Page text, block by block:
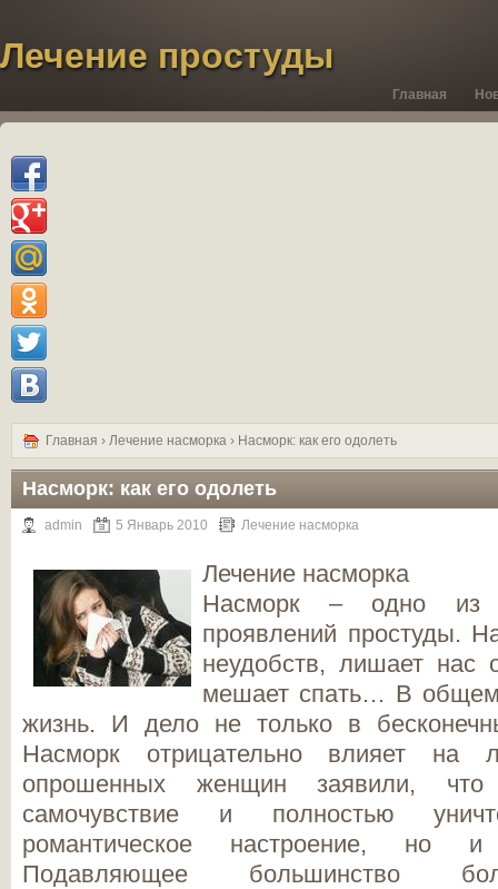
Лечение простуды
Главная
Главная › Лечение насморка › Насморк: как его одолеть
Насморк: как его одолеть
admin 5 Январь 2010 Лечение насморка
Лечение насморка
Насморк – одно из
проявлений простуды.
неудобств, лишает нас
мешает спать… В
жизнь. И дело не только в
Насморк отрицательно влияет на
опрошенных женщин заявили, что
самочувствие и полностью
романтическое настроение, но и
Подавляющее большинство